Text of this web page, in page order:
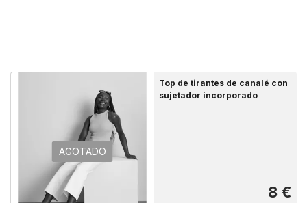
AGOTADO
Top de tirantes de canalé con
sujetador incorporado
8 €